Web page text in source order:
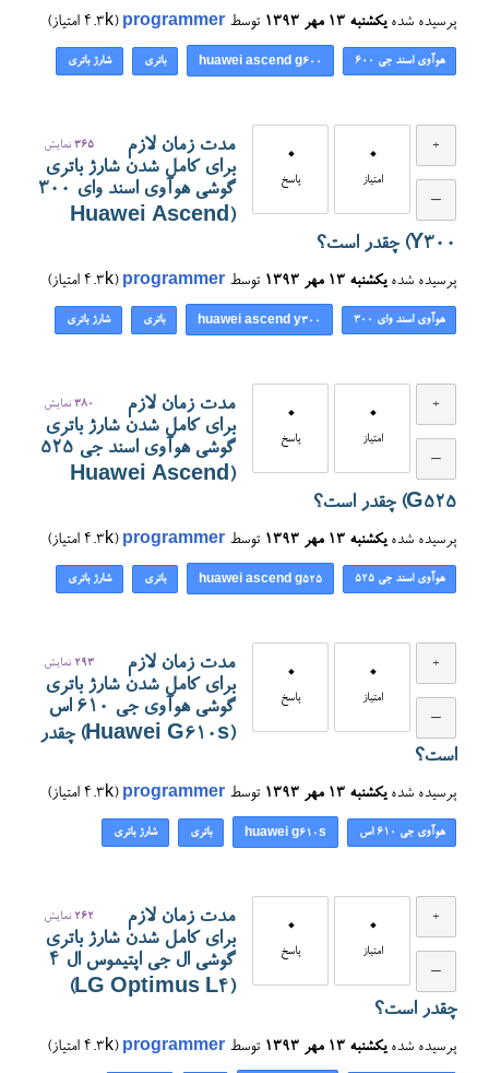
پرسیده شده یکشنبه ۱۳ مهر ۱۳۹۳ توسط programmer
(
4.3k امتیاز)
هوآوی اسند جی ۶۰۰ huawei ascend g600 باتری شارژ باتری
0
امتیاز
0
پاسخ
365 نمایش
مدت زمان لازم
برای کامل شدن شارژ باتری
گوشی هوآوی اسند وای ۳۰۰
(Huawei Ascend
Y300) چقدر است؟
پرسیده شده یکشنبه ۱۳ مهر ۱۳۹۳ توسط programmer
(
4.3k امتیاز)
هوآوی اسند وای ۳۰۰ huawei ascend y300 باتری شارژ باتری
0
امتیاز
0
پاسخ
380 نمایش
مدت زمان لازم
برای کامل شدن شارژ باتری
گوشی هوآوی اسند جی ۵۲۵
(Huawei Ascend
G525) چقدر است؟
پرسیده شده یکشنبه ۱۳ مهر ۱۳۹۳ توسط programmer
(
4.3k امتیاز)
هوآوی اسند جی ۵۲۵ huawei ascend g525 باتری شارژ باتری
0
امتیاز
0
پاسخ
293 نمایش
مدت زمان لازم
برای کامل شدن شارژ باتری
گوشی هوآوی جی ۶۱۰ اس
(Huawei G610s) چقدر
است؟
پرسیده شده یکشنبه ۱۳ مهر ۱۳۹۳ توسط programmer
(
4.3k امتیاز)
هوآوی جی ۶۱۰ اس huawei g610s باتری شارژ باتری
0
امتیاز
0
پاسخ
262 نمایش
مدت زمان لازم
برای کامل شدن شارژ باتری
گوشی ال جی اپتیموس ال ۴
(LG Optimus L4)
چقدر است؟
پرسیده شده یکشنبه ۱۳ مهر ۱۳۹۳ توسط programmer
(
4.3k امتیاز)